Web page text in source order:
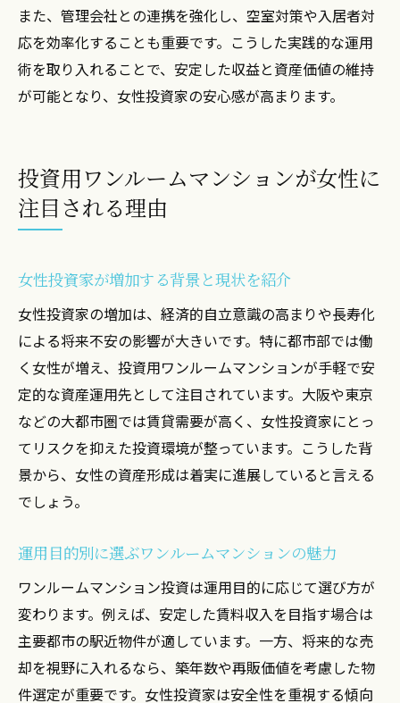
また、管理会社との連携を強化し、空室対策や入居者対
応を効率化することも重要です。こうした実践的な運用
術を取り入れることで、安定した収益と資産価値の維持
が可能となり、女性投資家の安心感が高まります。
投資用ワンルームマンションが女性に
注目される理由
女性投資家が増加する背景と現状を紹介
女性投資家の増加は、経済的自立意識の高まりや長寿化
による将来不安の影響が大きいです。特に都市部では働
く女性が増え、投資用ワンルームマンションが手軽で安
定的な資産運用先として注目されています。大阪や東京
などの大都市圏では賃貸需要が高く、女性投資家にとっ
てリスクを抑えた投資環境が整っています。こうした背
景から、女性の資産形成は着実に進展していると言える
でしょう。
運用目的別に選ぶワンルームマンションの魅力
ワンルームマンション投資は運用目的に応じて選び方が
変わります。例えば、安定した賃料収入を目指す場合は
主要都市の駅近物件が適しています。一方、将来的な売
却を視野に入れるなら、築年数や再販価値を考慮した物
件選定が重要です。女性投資家は安全性を重視する傾向